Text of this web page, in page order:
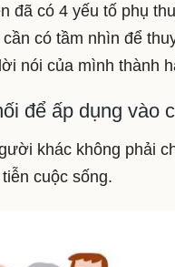
đã có 4 yếu tố phụ
có tầm nhìn để
nói của mình thành
để ấp dụng vào
khác không phải
cuộc sống.